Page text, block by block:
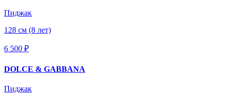
Пиджак
128 см (8 лет)
6 500 ₽
DOLCE & GABBANA
Пиджак